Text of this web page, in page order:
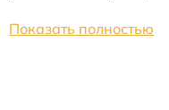
Показать полностью